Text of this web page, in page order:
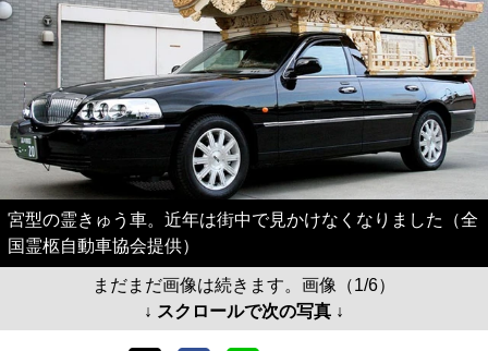
宮型の霊きゅう車。近年は街中で見かけなくなりました（全
国霊柩自動車協会提供）
まだまだ画像は続きます。画像（1/6）
↓ スクロールで次の写真 ↓